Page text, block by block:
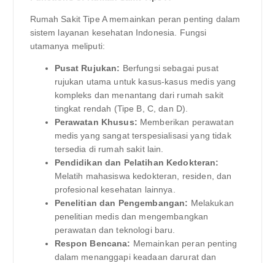
Rumah Sakit Tipe A memainkan peran penting dalam
sistem layanan kesehatan Indonesia. Fungsi
utamanya meliputi:
Pusat Rujukan: Berfungsi sebagai pusat
rujukan utama untuk kasus-kasus medis yang
kompleks dan menantang dari rumah sakit
tingkat rendah (Tipe B, C, dan D).
Perawatan Khusus: Memberikan perawatan
medis yang sangat terspesialisasi yang tidak
tersedia di rumah sakit lain.
Pendidikan dan Pelatihan Kedokteran:
Melatih mahasiswa kedokteran, residen, dan
profesional kesehatan lainnya.
Penelitian dan Pengembangan: Melakukan
penelitian medis dan mengembangkan
perawatan dan teknologi baru.
Respon Bencana: Memainkan peran penting
dalam menanggapi keadaan darurat dan